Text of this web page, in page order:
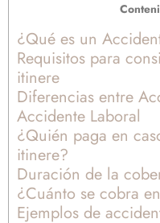
¿Qué es un
Requisitos para
itinere
Diferencias entre
Accidente Laboral
¿Quién paga en
itinere?
Duración de la
¿Cuánto se cobra
Ejemplos de